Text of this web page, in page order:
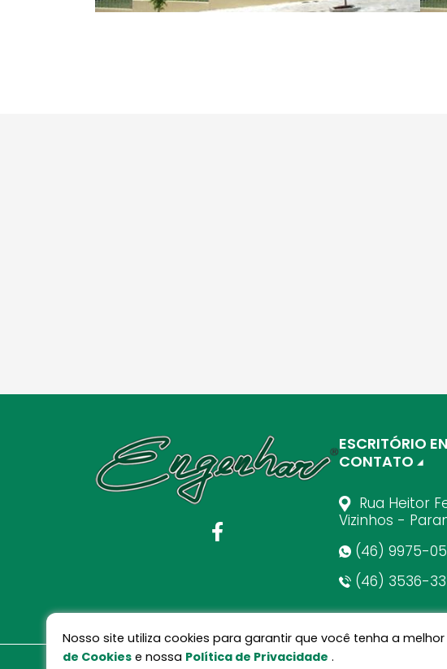
ESCRITÓRIO
CONTATO
Rua Heitor
Vizinhos -
(46) 9975-
(46) 3536-
Nosso site utiliza cookies para garantir que você tenha a
de Cookies e nossa Política de Privacidade .